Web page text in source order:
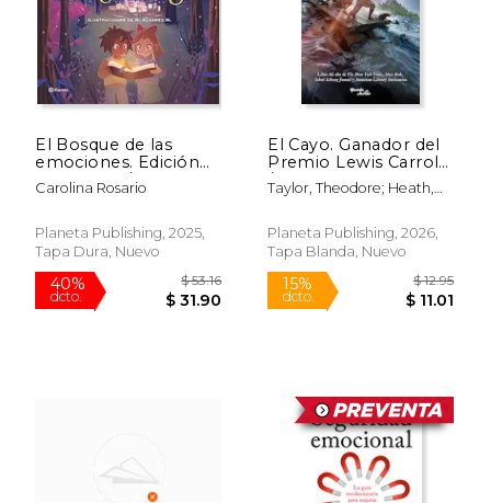
15% $ 18.95 15%
Rápido
El Bosque de las
emociones. Edición
Tapa Dura / The
Forest of Emotions
Carolina Rosario
Planeta Publishing, 2025,
Tapa Dura, Nuevo
El Cayo. Ganador del
Premio Lewis Carroll
/ The Cay. Lewis
Carroll Shelf Award
Taylor, Theodore; Heath,
Planeta Publishing, 2026,
Tapa Blanda, Nuevo